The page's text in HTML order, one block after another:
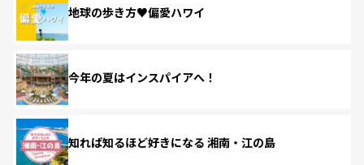
地球の歩き方♥偏愛ハワイ
今年の夏はインスパイアへ！
知れば知るほど好きになる 湘南・江の島